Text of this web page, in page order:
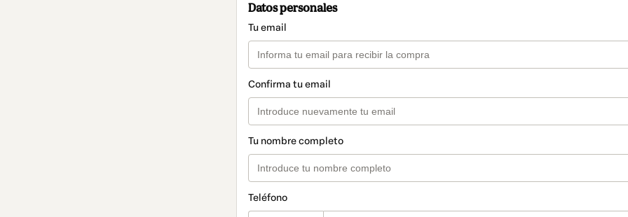
Datos personales
Tu email
Confirma tu email
Tu nombre completo
Teléfono